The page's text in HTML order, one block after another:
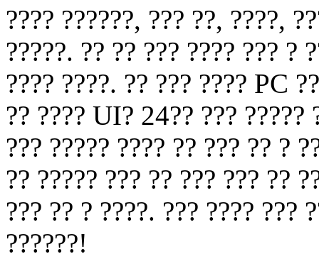
???? ??????, ??? ??, ????,
?????. ?? ?? ??? ???? ??? ?
???? ????. ?? ??? ???? PC
?? ???? UI? 24?? ??? ?????
??? ????? ???? ?? ??? ?? ?
?? ????? ??? ?? ??? ??? ??
??? ?? ? ????. ??? ???? ???
??????!